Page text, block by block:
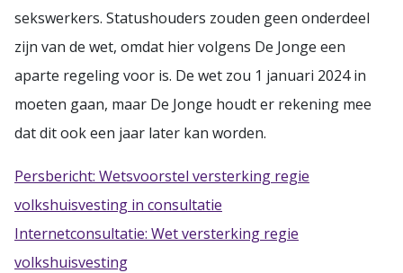
sekswerkers. Statushouders zouden geen onderdeel
zijn van de wet, omdat hier volgens De Jonge een
aparte regeling voor is. De wet zou 1 januari 2024 in
moeten gaan, maar De Jonge houdt er rekening mee
dat dit ook een jaar later kan worden.
Persbericht: Wetsvoorstel versterking regie
volkshuisvesting in consultatie
Internetconsultatie: Wet versterking regie
volkshuisvesting